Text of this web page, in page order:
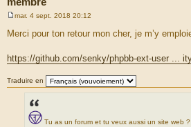
{L_REPLIES}</dfn></dd>
<dd
<dd
{post.TIME} <a
</dd>
</dl>
</li>
<!-- END post -->
</ul>
s
a
g
mar. 4 sept. 2018 20:12
Merci pour ton retour mon cher, je m’y
https://github.com/senky/phpbb-ext-user ...
Traduire en
Tu as un forum et tu veux aussi un site web ?